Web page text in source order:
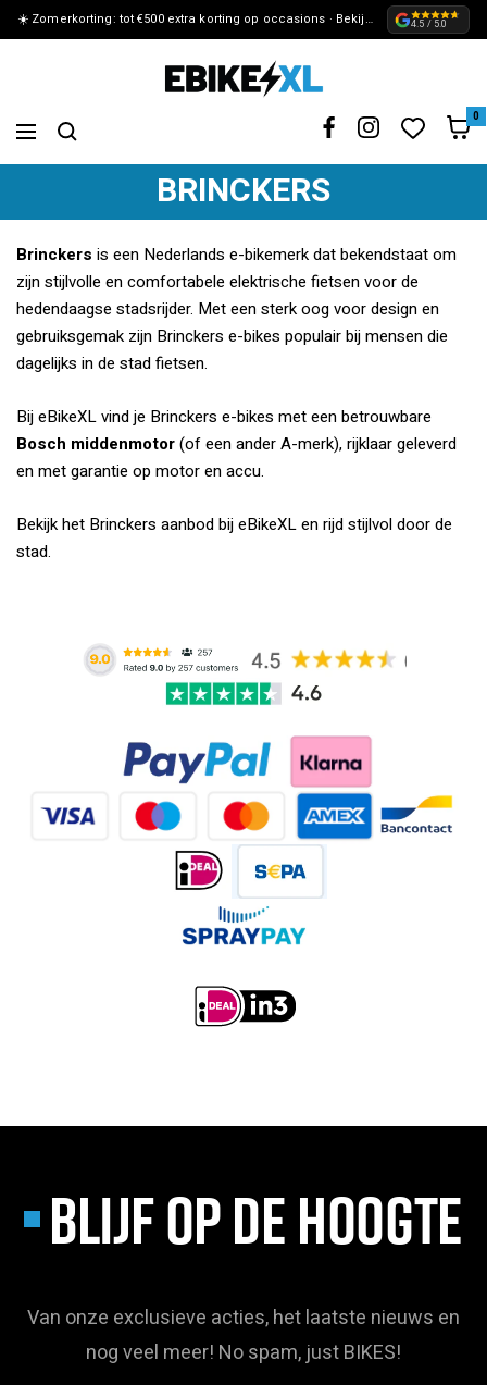
METEEN ☀️ Zomerkorting: tot €500 extra korting op occasions · Bekijk de actie » 4.5 / 5.0
eBikeXL
Navigation
0
BRINCKERS
Brinckers is een Nederlands e-bikemerk dat bekendstaat om
zijn stijlvolle en comfortabele elektrische fietsen voor de
hedendaagse stadsrijder. Met een sterk oog voor design en
gebruiksgemak zijn Brinckers e-bikes populair bij mensen die
dagelijks in de stad fietsen.
Bij eBikeXL vind je Brinckers e-bikes met een betrouwbare
Bosch middenmotor(of een ander A-merk), rijklaar geleverd
en met garantie op motor en accu.
Bekijk het Brinckers aanbod bij eBikeXL en rijd stijlvol door de
stad.
BLIJF OP DE HOOGTE
Van onze exclusieve acties, het laatste nieuws en
nog veel meer! No spam, just BIKES!